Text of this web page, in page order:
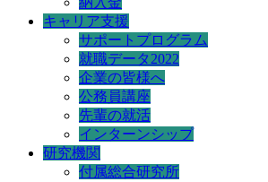
キャリア支援
サポートプログラム
就職データ2022
企業の皆様へ
公務員講座
先輩の就活
インターンシップ
研究機関
付属総合研究所